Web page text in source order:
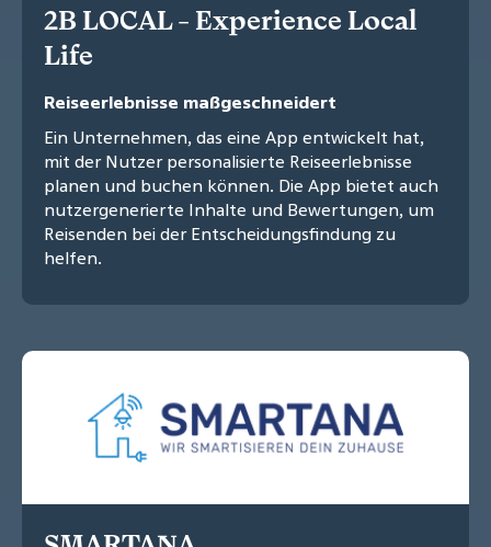
2B LOCAL - Experience Local
Life
Reiseerlebnisse maßgeschneidert
Ein Unternehmen, das eine App entwickelt hat,
mit der Nutzer personalisierte Reiseerlebnisse
planen und buchen können. Die App bietet auch
nutzergenerierte Inhalte und Bewertungen, um
Reisenden bei der Entscheidungsfindung zu
helfen.